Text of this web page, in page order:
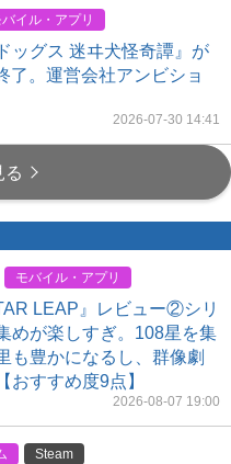
バイル・アプリ
ッグス 迷ヰ犬怪奇譚』が
了。運営会社アンビショ
2026-07-30 14:41
る
モバイル・アプリ
LEAP』レビュー②シリ
めが楽しすぎ。108星を集
も豊かになるし、群像劇
おすすめ度9点】
2026-08-07 19:00
Steam